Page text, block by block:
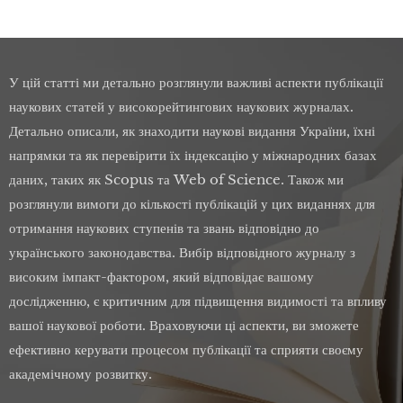
У цій статті ми детально розглянули важливі аспекти публікації
наукових статей у високорейтингових наукових журналах.
Детально описали, як знаходити наукові видання України, їхні
напрямки та як перевірити їх індексацію у міжнародних базах
даних, таких як Scopus та Web of Science. Також ми
розглянули вимоги до кількості публікацій у цих виданнях для
отримання наукових ступенів та звань відповідно до
українського законодавства. Вибір відповідного журналу з
високим імпакт-фактором, який відповідає вашому
дослідженню, є критичним для підвищення видимості та впливу
вашої наукової роботи. Враховуючи ці аспекти, ви зможете
ефективно керувати процесом публікації та сприяти своєму
академічному розвитку.